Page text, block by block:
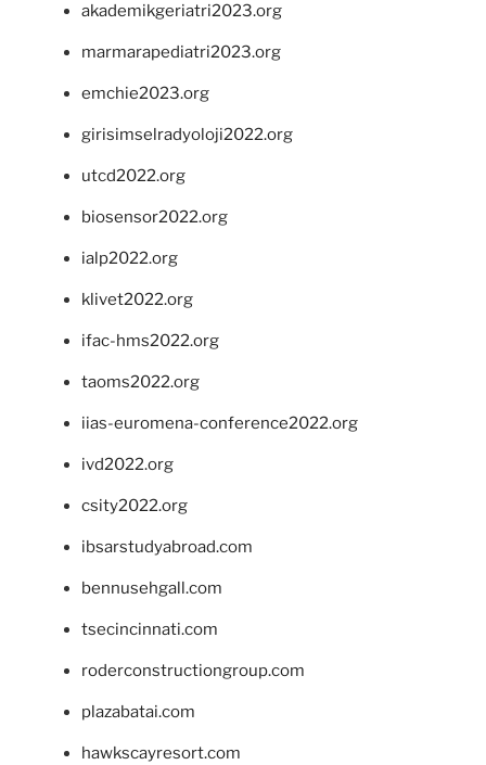
akademikgeriatri2023.org
marmarapediatri2023.org
emchie2023.org
girisimselradyoloji2022.org
utcd2022.org
biosensor2022.org
ialp2022.org
klivet2022.org
ifac-hms2022.org
taoms2022.org
iias-euromena-conference2022.org
ivd2022.org
csity2022.org
ibsarstudyabroad.com
bennusehgall.com
tsecincinnati.com
roderconstructiongroup.com
plazabatai.com
hawkscayresort.com